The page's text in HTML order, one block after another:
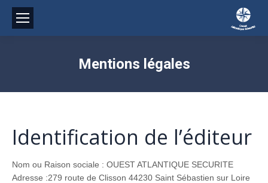
Mentions légales
Identification de l’éditeur
Nom ou Raison sociale : OUEST ATLANTIQUE SECURITE
Adresse :279 route de Clisson 44230 Saint Sébastien sur Loire